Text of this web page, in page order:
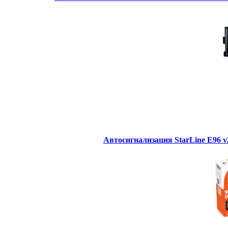
Автосигнализация StarLine E96